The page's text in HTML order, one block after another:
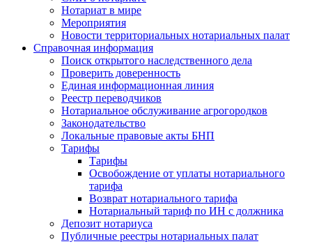
Нотариат в мире
Мероприятия
Новости территориальных нотариальных палат
Справочная информация
Поиск открытого наследственного дела
Проверить доверенность
Единая информационная линия
Реестр переводчиков
Нотариальное обслуживание агрогородков
Законодательство
Локальные правовые акты БНП
Тарифы
Тарифы
Освобождение от уплаты нотариального
тарифа
Возврат нотариального тарифа
Нотариальный тариф по ИН с должника
Депозит нотариуса
Публичные реестры нотариальных палат